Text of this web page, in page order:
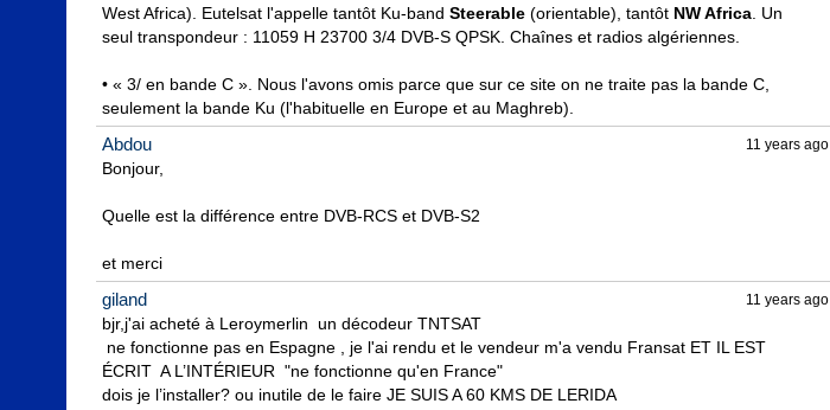
West Africa). Eutelsat l'appelle tantôt Ku-band Steerable (orientable), tantôt NW Africa . Un
seul transpondeur : 11059 H 23700 3/4 DVB-S QPSK. Chaînes et radios algériennes.
• « 3/ en bande C ». Nous l'avons omis parce que sur ce site on ne traite pas la bande C,
seulement la bande Ku (l'habituelle en Europe et au Maghreb).
11 years ago
Abdou
Bonjour,
Quelle est la différence entre DVB-RCS et DVB-S2
et merci
11 years ago
giland
bjr,j'ai acheté à Leroymerlin  un décodeur TNTSAT
ÉCRIT  A L’INTÉRIEUR  "ne fonctionne qu'en France"
dois je l’installer? ou inutile de le faire JE SUIS A 60 KMS DE LERIDA